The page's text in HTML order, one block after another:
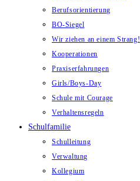
Berufsorientierung
BO-Siegel
Wir ziehen an einem Strang!
Kooperationen
Praxiserfahrungen
Girls/Boys-Day
Schule mit Courage
Verhaltensregeln
Schulfamilie
Schulleitung
Verwaltung
Kollegium